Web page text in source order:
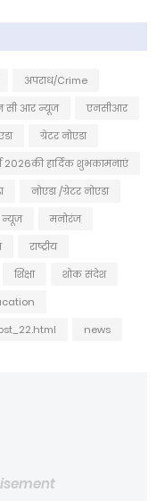
अपराध/Crime
सी आर न्यूज
एनसीआर
ग्रेटर नोएडा
2026की हार्दिक शुभकामनाएं
नोएडा /ग्रेटर नोएडा
न्यूज
मनोरंज
राष्ट्रीय
शिक्षा
शोक संदेश
news